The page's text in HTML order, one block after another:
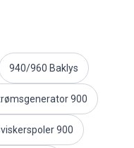
940/960 Baklys
900
900